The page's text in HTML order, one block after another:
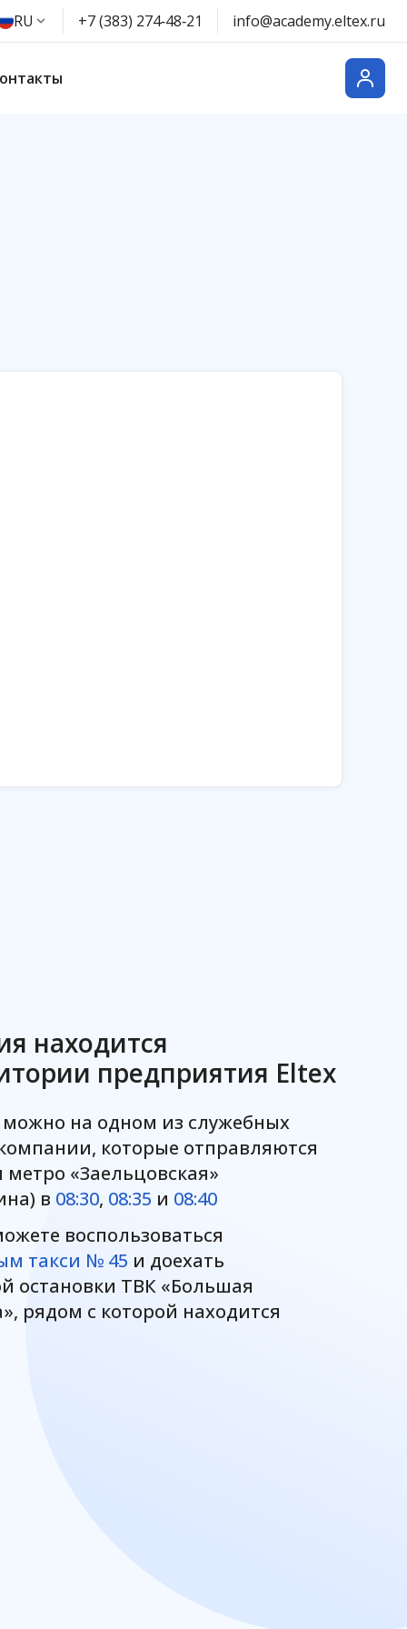
RU +7 (383) 274‑48‑21 info@academy.eltex.ru
находится
предприятия Eltex
можно на одном из служебных
которые отправляются
метро «Заельцовская»
в 08:30, 08:35 и 08:40
воспользоваться
такси № 45 и доехать
остановки ТВК «Большая
рядом с которой находится